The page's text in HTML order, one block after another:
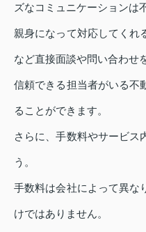
ズなコミュニケーションは
親身になって対応してくれ
など直接面談や問い合わせ
信頼できる担当者がいる不
ることができます。
さらに、手数料やサービス
う。
手数料は会社によって異な
けではありません。